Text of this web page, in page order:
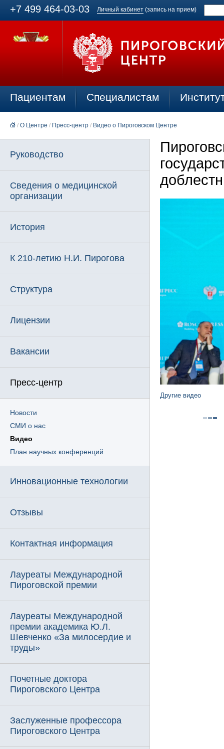
+7 499 464-03-03 Личный кабинет (запись на прием)
Пациентам Специалистам
/ О Центре / Пресс-центр / Видео о Пироговском Центре
Руководство
Сведения о медицинской
организации
История
К 210-летию Н.И. Пирогова
Структура
Лицензии
Вакансии
Пресс-центр
Новости
СМИ о нас
Видео
План научных конференций
Инновационные технологии
Отзывы
Контактная информация
Лауреаты Международной
Пироговской премии
Лауреаты Международной
премии академика Ю.Л.
Шевченко «За милосердие и
труды»
Почетные доктора
Пироговского Центра
Заслуженные профессора
Пироговского Центра
Другие видео